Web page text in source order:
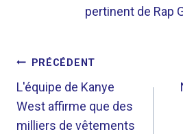
pertinent de Rap
NAVIGATION
DE
L’ARTICLE
PRÉCÉDENT
L'équipe de Kanye
West affirme que des
milliers de vêtements